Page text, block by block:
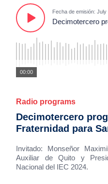
Fecha de emisión: July
00:00
Radio programs
Decimotercero
Fraternidad para
Invitado: Monseñor
Auxiliar de Quito y
Nacional del IEC 2024.